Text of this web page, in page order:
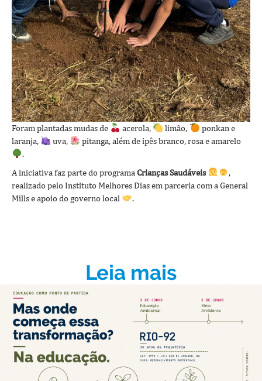
Foram plantadas mudas de acerola, limão,
ponkan e
laranja,
uva,
pitanga, além de ipês branco, rosa e amarelo
.
A iniciativa faz parte do programa Crianças Saudáveis
,
realizado pelo Instituto Melhores Dias em parceria com a General
Mills e apoio do governo local
.
Leia mais